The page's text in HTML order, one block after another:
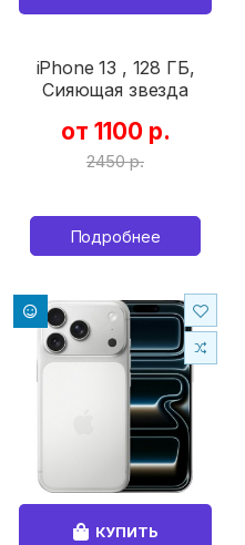
iPhone 13 , 128 ГБ,
Сияющая звезда
от 1100 р.
2450 р.
Подробнее
КУПИТЬ